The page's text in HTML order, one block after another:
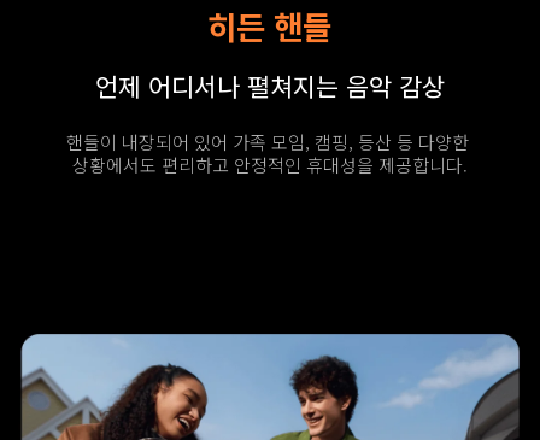
히든 핸들
언제 어디서나 펼쳐지는 음악 감상
핸들이 내장되어 있어 가족 모임, 캠핑, 등산 등 다양한
상황에서도 편리하고 안정적인 휴대성을 제공합니다.